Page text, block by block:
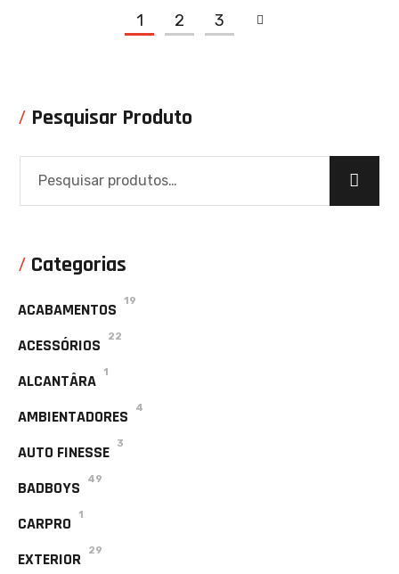
1 2 3
Pesquisar Produto
Categorias
ACABAMENTOS 19
ACESSÓRIOS 22
ALCANTÂRA 1
AMBIENTADORES 4
AUTO FINESSE 3
BADBOYS 49
CARPRO 1
EXTERIOR 29